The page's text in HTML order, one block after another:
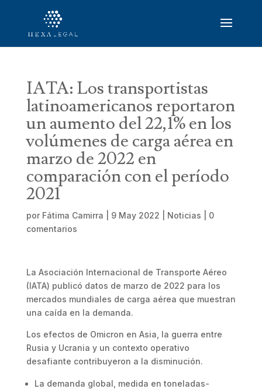
IATA: Los transportistas
latinoamericanos reportaron
un aumento del 22,1% en los
volúmenes de carga aérea en
marzo de 2022 en
comparación con el período
2021
por Fátima Camirra 9 May 2022 Noticias
0
comentarios
La Asociación Internacional de Transporte Aéreo
(IATA) publicó datos de marzo de 2022 para los
mercados mundiales de carga aérea que muestran
una caída en la demanda.
Los efectos de Omicron en Asia, la guerra entre
Rusia y Ucrania y un contexto operativo
desafiante contribuyeron a la disminución.
La demanda global, medida en toneladas-